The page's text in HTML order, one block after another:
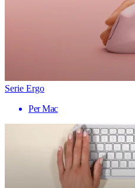
Serie Ergo
Per Mac